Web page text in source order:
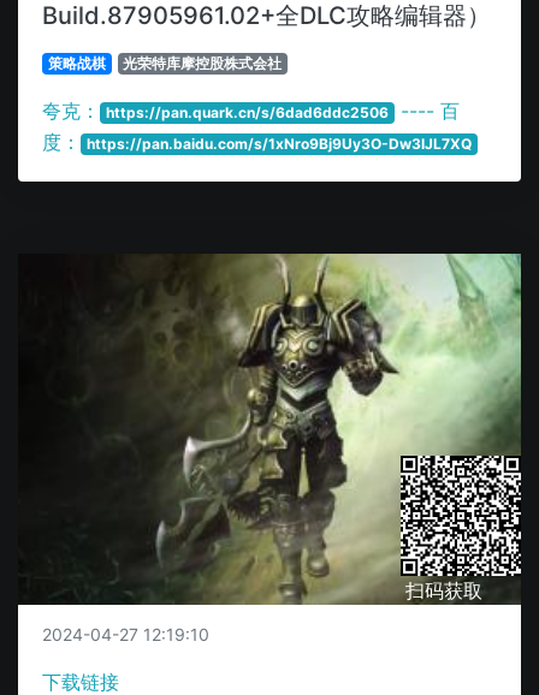
Build.87905961.02+全DLC攻略编辑器）
策略战棋 光荣特库摩控股株式会社
夸克： https://pan.quark.cn/s/6dad6ddc2506 ---- 百
度：
https://pan.baidu.com/s/1xNro9Bj9Uy3O-Dw3lJL7XQ
扫码获取
2024-04-27 12:19:10
下载链接